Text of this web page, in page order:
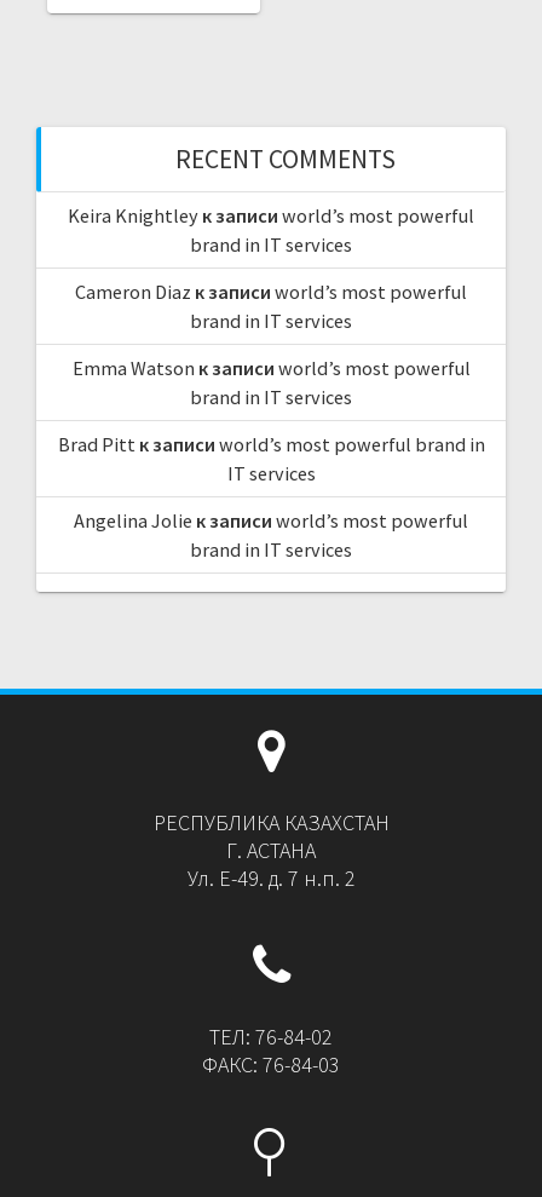
С
:
:
RECENT COMMENTS
Keira Knightley к записи world’s most powerful
brand in IT services
Cameron Diaz к записи world’s most powerful
brand in IT services
Emma Watson к записи world’s most powerful
brand in IT services
Brad Pitt к записи world’s most powerful brand in
IT services
Angelina Jolie к записи world’s most powerful
brand in IT services
РЕСПУБЛИКА КАЗАХСТАН
Г. АСТАНА
Ул. Е-49. д. 7 н.п. 2
ТЕЛ: 76-84-02
ФАКС: 76-84-03